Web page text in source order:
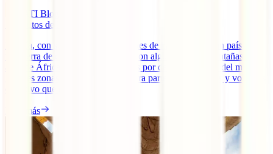
IATI Blog
minutos de lectura
Etiopía, con sus más de 100 millones de habitantes, es un país con
una tierra de contrastes naturales, con algunas de las montañas más
altas de África y a la vez con zonas por debajo del nivel del mar,
grandes zonas de cafetales y por otra parte lugares áridos y volcanes
en activo que quitan [...]
Leer más